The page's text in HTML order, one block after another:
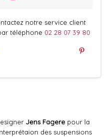
notre service client
téléphone 02 28 07 39 80
Jens Fagere pour la
des suspensions